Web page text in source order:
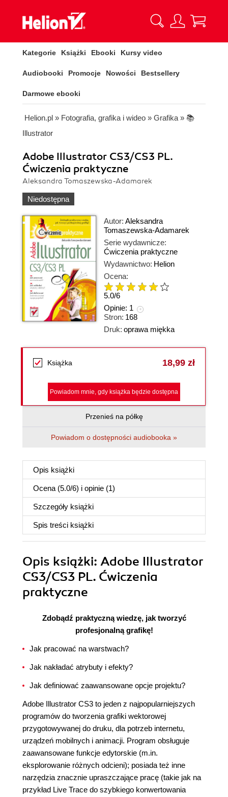
Kategorie Książki Ebooki Kursy video
Audiobooki Promocje Nowości Bestsellery
Darmowe ebooki
Helion.pl » Fotografia, grafika i wideo » Grafika » 📚
Illustrator
Adobe Illustrator CS3/CS3 PL.
Ćwiczenia praktyczne
Aleksandra Tomaszewska-Adamarek
Niedostępna
Autor: Aleksandra
Tomaszewska-Adamarek
Serie wydawnicze:
Ćwiczenia praktyczne
Wydawnictwo: Helion
Ocena:
5.0/6
Opinie: 1
Stron: 168
Druk: oprawa miękka
Książka 18,99 zł
Powiadom mnie, gdy książka będzie dostępna
Przenieś na półkę
Powiadom o dostępności audiobooka »
Opis książki
Ocena (5.0/6) i opinie (1)
Szczegóły książki
Spis treści książki
Opis książki: Adobe Illustrator
CS3/CS3 PL. Ćwiczenia
praktyczne
Zdobądź praktyczną wiedzę, jak tworzyć
profesjonalną grafikę!
Jak pracować na warstwach?
Jak nakładać atrybuty i efekty?
Jak definiować zaawansowane opcje projektu?
Adobe Illustrator CS3 to jeden z najpopularniejszych
programów do tworzenia grafiki wektorowej
przygotowywanej do druku, dla potrzeb internetu,
urządzeń mobilnych i animacji. Program obsługuje
zaawansowane funkcje edytorskie (m.in.
eksplorowanie różnych odcieni); posiada też inne
narzędzia znacznie upraszczające pracę (takie jak na
przykład Live Trace do szybkiego konwertowania